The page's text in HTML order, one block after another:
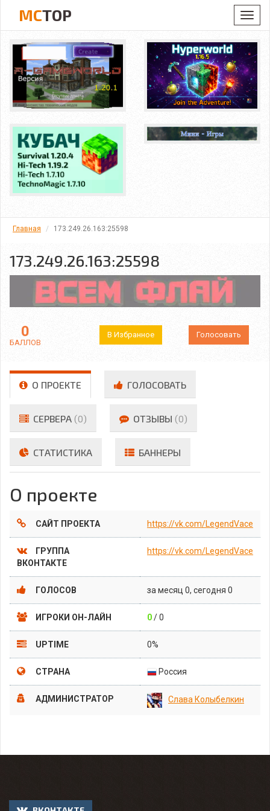
MCTOP
Главная 173.249.26.163:25598
173.249.26.163:25598
0
БАЛЛОВ
В Избранное Голосовать
О ПРОЕКТЕ ГОЛОСОВАТЬ
СЕРВЕРА (0) ОТЗЫВЫ (0)
СТАТИСТИКА БАННЕРЫ
О проекте
САЙТ ПРОЕКТА https://vk.com/LegendVace
ГРУППА
ВКОНТАКТЕ
https://vk.com/LegendVace
ГОЛОСОВ за месяц 0, сегодня 0
ИГРОКИ ОН-ЛАЙН 0/ 0
UPTIME 0%
СТРАНА Россия
АДМИНИСТРАТОР Слава Колыбелкин